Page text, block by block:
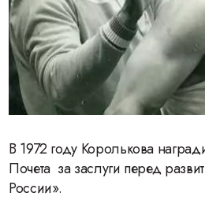
В 1972 году Королькова
Почета за заслуги перед
России».